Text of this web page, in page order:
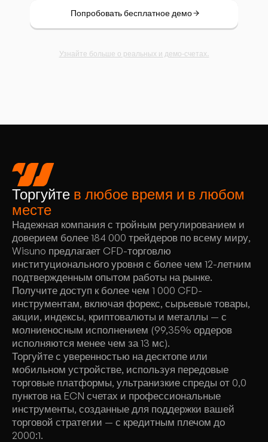
Попробовать бесплатное демо
Узнайте больше о реальных и демо-счетах.
Торгуйте в любое время и в любом
месте
Надежная компания с тройным регулированием и
доверием более 184 000 трейдеров по всему миру,
Wisuno предлагает CFD-торговлю
институционального уровня с более чем 12-летним
подтвержденным опытом работы на рынке.
Получите доступ к более чем 1 000 CFD-
инструментам, включая форекс, сырьевые товары,
акции, индексы, криптовалюты и металлы — с
молниеносным исполнением (99,35% ордеров
исполняются менее чем за 13 мс).
Торгуйте с уверенностью на десктопе или
мобильном устройстве, используя передовые
торговые платформы, ультранизкие спреды от 0,0
пунктов на ECN счетах и профессиональные
инструменты, созданные для поддержки вашей
торговой стратегии — с кредитным плечом до
2000:1.